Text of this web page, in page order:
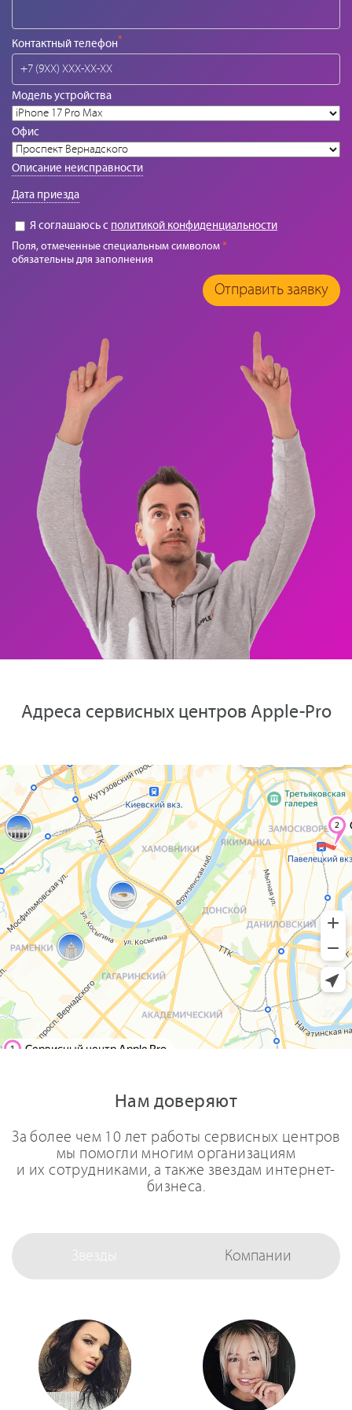
Контактный телефон*
Модель устройства
Офис
Описание неисправности
Дата приезда
Я соглашаюсь с политикой конфиденциальности
Поля, отмеченные специальным символом*
обязательны для заполнения
Отправить заявку
Адреса сервисных центров Apple-Pro
Нам доверяют
За более чем 10 лет работы сервисных центров
мы помогли многим организациям
и их сотрудниками, а также звездам интернет-
бизнеса.
Звезды Компании